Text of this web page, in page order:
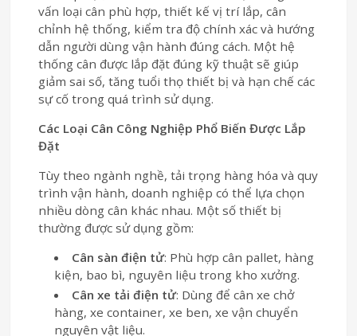
vấn loại cân phù hợp, thiết kế vị trí lắp, cân
chỉnh hệ thống, kiểm tra độ chính xác và hướng
dẫn người dùng vận hành đúng cách. Một hệ
thống cân được lắp đặt đúng kỹ thuật sẽ giúp
giảm sai số, tăng tuổi thọ thiết bị và hạn chế các
sự cố trong quá trình sử dụng.
Các Loại Cân Công Nghiệp Phổ Biến Được Lắp
Đặt
Tùy theo ngành nghề, tải trọng hàng hóa và quy
trình vận hành, doanh nghiệp có thể lựa chọn
nhiều dòng cân khác nhau. Một số thiết bị
thường được sử dụng gồm:
Cân sàn điện tử: Phù hợp cân pallet, hàng
kiện, bao bì, nguyên liệu trong kho xưởng.
Cân xe tải điện tử: Dùng để cân xe chở
hàng, xe container, xe ben, xe vận chuyển
nguyên vật liệu.